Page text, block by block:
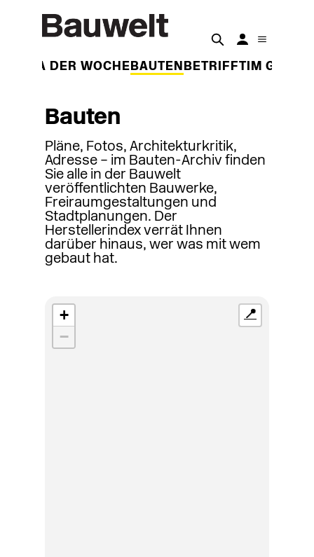
THEMA DER WOCHE BAUTEN BETRIFFT IM
Bauten
Pläne, Fotos, Architekturkritik,
Adresse – im Bauten-Archiv finden
Sie alle in der Bauwelt
veröffentlichten Bauwerke,
Freiraumgestaltungen und
Stadtplanungen. Der
Herstellerindex verrät Ihnen
darüber hinaus, wer was mit wem
gebaut hat.
+
−
📍